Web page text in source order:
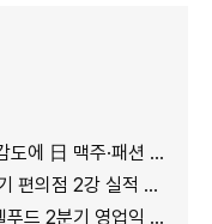
日 맥주·패션 '날개'
점 2강 실적 날았다
2분기 영업익 89%↑